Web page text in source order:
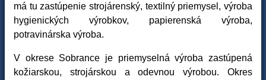
má tu zastúpenie strojárenský, textilný priemysel, výroba
hygienických výrobkov, papierenská výroba,
potravinárska výroba.
V okrese Sobrance je priemyselná výroba zastúpená
kožiarskou, strojárskou a odevnou výrobou. Okres